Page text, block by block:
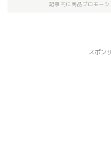
記事内に商品プロモー
スポン